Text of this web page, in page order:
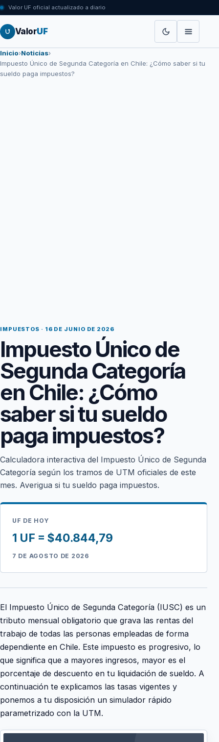
Valor UF oficial actualizado a diario
ValorUF
Inicio›Noticias›
Impuesto Único de Segunda Categoría en Chile: ¿Cómo saber si tu
sueldo paga impuestos?
IMPUESTOS · 16 DE JUNIO DE 2026
Impuesto Único de
Segunda Categoría
en Chile: ¿Cómo
saber si tu sueldo
paga impuestos?
Calculadora interactiva del Impuesto Único de Segunda
Categoría según los tramos de UTM oficiales de este
mes. Averigua si tu sueldo paga impuestos.
UF DE HOY
1 UF = $40.844,79
7 DE AGOSTO DE 2026
El Impuesto Único de Segunda Categoría (IUSC) es un
tributo mensual obligatorio que grava las rentas del
trabajo de todas las personas empleadas de forma
dependiente en Chile. Este impuesto es progresivo, lo
que significa que a mayores ingresos, mayor es el
porcentaje de descuento en tu liquidación de sueldo. A
continuación te explicamos las tasas vigentes y
ponemos a tu disposición un simulador rápido
parametrizado con la UTM.